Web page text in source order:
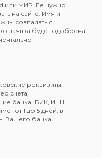
или МИР. Ее нужно
на сайте. Имя и
совпадать с
заявка будет одобрена,
реквизиты.
счета,
банка, БИК, ИНН.
от 1 до 5 дней, в
Вашего банка.